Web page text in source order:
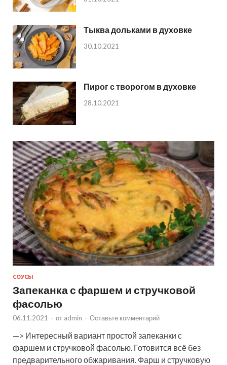
Тыква дольками в духовке
30.10.2021
Пирог с творогом в духовке
28.10.2021
СОУСЫ
Запеканка с фаршем и стручковой
фасолью
06.11.2021 - от admin - Оставьте комментарий
—> Интересный вариант простой запеканки с
фаршем и стручковой фасолью. Готовится всё без
предварительного обжаривания. Фарш и стручковую